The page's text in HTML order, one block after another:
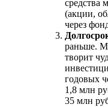
средства
(акции,
через
раньше.
творит
годовых
1,8 млн
35 млн